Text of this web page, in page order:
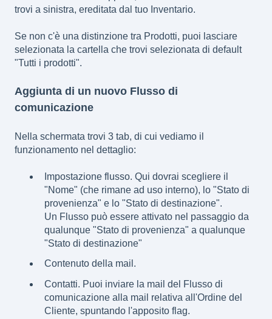
trovi a sinistra, ereditata dal tuo Inventario.
Se non c'è una distinzione tra Prodotti, puoi lasciare
selezionata la cartella che trovi selezionata di default
"Tutti i prodotti".
Aggiunta di un nuovo Flusso di
comunicazione
Nella schermata trovi 3 tab, di cui vediamo il
funzionamento nel dettaglio:
Impostazione flusso. Qui dovrai scegliere il
"Nome" (che rimane ad uso interno), lo "Stato di
provenienza" e lo "Stato di destinazione".
Un Flusso può essere attivato nel passaggio da
qualunque "Stato di provenienza" a qualunque
"Stato di destinazione"
Contenuto della mail.
Contatti. Puoi inviare la mail del Flusso di
comunicazione alla mail relativa all'Ordine del
Cliente, spuntando l'apposito flag.